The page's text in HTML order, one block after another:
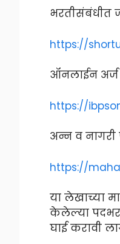
भरतीसंबंधीत
https://
ऑनलाईन
https://
अन्न व नागरी
https://
या लेखाच्या
केलेल्या
घाई करावी